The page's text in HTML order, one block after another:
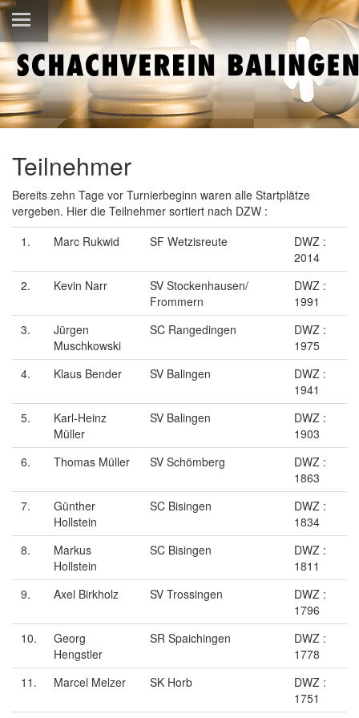
Teilnehmer
Bereits zehn Tage vor Turnierbeginn waren alle Startplätze
vergeben. Hier die Teilnehmer sortiert nach DZW :
1.
Marc Rukwid SF Wetzisreute
DWZ :
2014
2.
Kevin Narr
SV Stockenhausen/
Frommern
DWZ :
1991
3.
Jürgen
Muschkowski
SC Rangedingen
DWZ :
1975
4.
Klaus Bender SV Balingen
DWZ :
1941
5.
Karl-Heinz
Müller
SV Balingen
DWZ :
1903
6.
Thomas Müller SV Schömberg
DWZ :
1863
7.
Günther
Hollstein
SC Bisingen
DWZ :
1834
8.
Markus
Hollstein
SC Bisingen
DWZ :
1811
9.
Axel Birkholz SV Trossingen
DWZ :
1796
10.
Georg
Hengstler
SR Spaichingen
DWZ :
1778
11.
Marcel Melzer SK Horb
DWZ :
1751